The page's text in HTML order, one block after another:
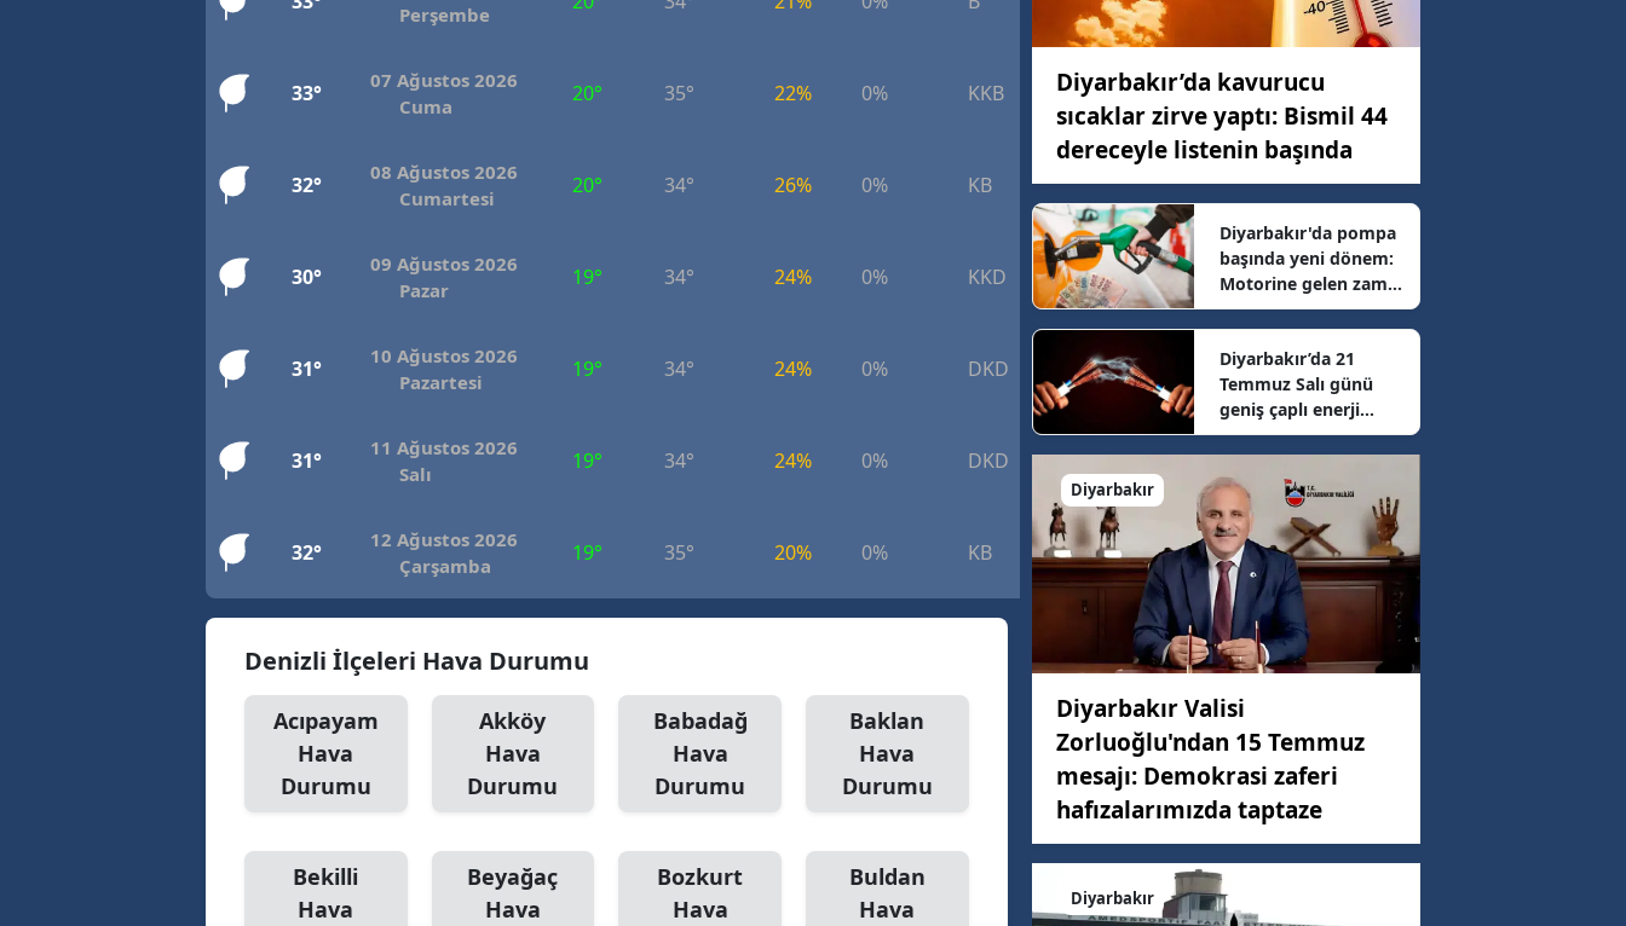
Perşembe
33°
07 Ağustos 2026
Cuma
20° 35° 22% 0% KKB 4.36 km/h
32°
08 Ağustos 2026
Cumartesi
20° 34° 26% 0% KB 5.08 km/h
30°
09 Ağustos 2026
Pazar
19° 34° 24% 0% KKD 5.44 km/h
31°
10 Ağustos 2026
Pazartesi
19° 34° 24% 0% DKD 8.37 km/h
31°
11 Ağustos 2026
Salı
19° 34° 24% 0% DKD 4.06 km/h
32°
12 Ağustos 2026
Çarşamba
19° 35° 20% 0% KB 4.35 km/h
Denizli İlçeleri Hava Durumu
Acıpayam
Hava
Durumu
Akköy
Hava
Durumu
Babadağ
Hava
Durumu
Baklan
Hava
Durumu
Bekilli
Hava
Beyağaç
Hava
Bozkurt
Hava
Buldan
Hava
Diyarbakır’da kavurucu
sıcaklar zirve yaptı: Bismil 44
dereceyle listenin başında
Diyarbakır'da pompa
başında yeni dönem:
Motorine gelen zam
sonrası güncel fiyatlar
belli oldu
Diyarbakır’da 21
Temmuz Salı günü
geniş çaplı enerji
mesaisi: 16 ilçede
elektrikler kesilecek
Diyarbakır
Diyarbakır Valisi
Zorluoğlu'ndan 15 Temmuz
mesajı: Demokrasi zaferi
hafızalarımızda taptaze
Diyarbakır